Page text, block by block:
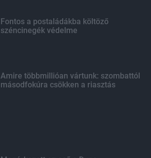
Fontos a postaládákba költöző
széncinegék védelme
Amire többmillióan vártunk: szombattól
másodfokúra csökken a riasztás